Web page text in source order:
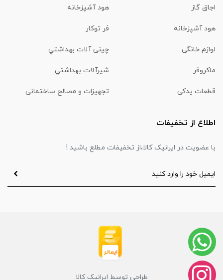
اجاق گاز هود آشپزخانه
هود آشپزخانه فر توکار
لوازم خانگی چینی آلات بهداشتي
ماكروفر شیرآلات بهداشتي
قطعات یدکی تجهیزات و مصالح ساختمانی
اطلاع از تخفیفات
با عضویت در ایرانیک کالا،از تخفیفات مطلع باشید !
طراحی توسط ایرانیک کالا